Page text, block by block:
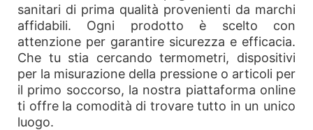
sanitari di prima qualità provenienti da marchi
affidabili. Ogni prodotto è scelto con
attenzione per garantire sicurezza e efficacia.
Che tu stia cercando termometri, dispositivi
per la misurazione della pressione o articoli per
il primo soccorso, la nostra piattaforma online
ti offre la comodità di trovare tutto in un unico
luogo.